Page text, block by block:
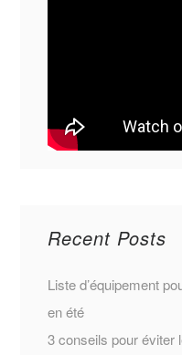
Recent Posts
Liste d’équipement
en été
3 conseils pour éviter